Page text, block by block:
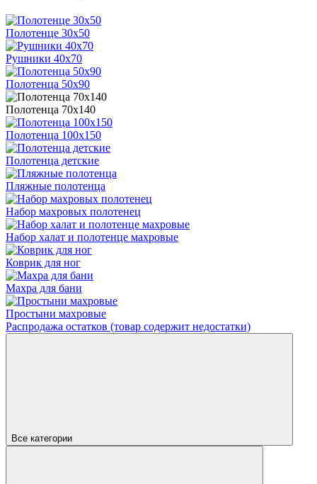
Полотенце 30х50
Рушники 40х70
Полотенца 50х90
Полотенца 70х140
Полотенца 100х150
Полотенца детские
Пляжные полотенца
Набор махровых полотенец
Набор халат и полотенце махровые
Коврик для ног
Махра для бани
Простыни махровые
Распродажа остатков (товар содержит недостатки)
Все категории